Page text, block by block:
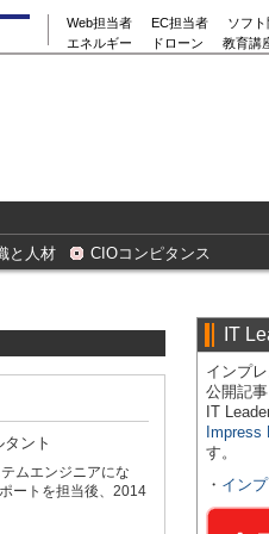
Web担当者 EC担当者 ソフ
エネルギー
ドローン 教育講
と人材 CIOコンピタンス
ント
ムエンジニアにな
ートを担当後、2014
IT
インプ
公開記
IT
Impress
す。
・ イン